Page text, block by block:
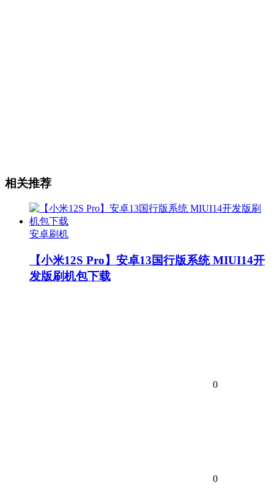
相关推荐
安卓刷机
【小米12S Pro】安卓13国行版系统 MIUI14开
发版刷机包下载
0
0